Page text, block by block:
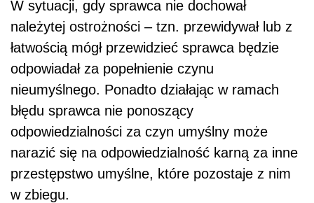
W sytuacji, gdy sprawca nie dochował
należytej ostrożności – tzn. przewidywał lub z
łatwością mógł przewidzieć sprawca będzie
odpowiadał za popełnienie czynu
nieumyślnego. Ponadto działając w ramach
błędu sprawca nie ponoszący
odpowiedzialności za czyn umyślny może
narazić się na odpowiedzialność karną za inne
przestępstwo umyślne, które pozostaje z nim
w zbiegu.